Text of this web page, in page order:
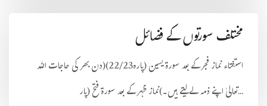
مختلف سورتوں کے فضائل
استفتاء نماز فجر کے بعد سورۃ یسین (پارہ22/23)(دن بھر کی حاجات اللہ
تعالیٰ اپنے ذمہ لے لیتے ہیں۔)نماز ظہر کے بعد سورۃ فتح (پار...